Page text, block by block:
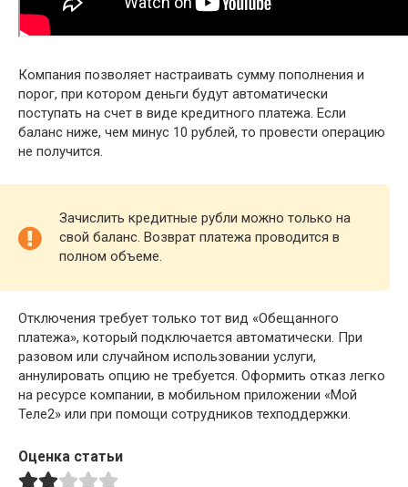
Компания позволяет настраивать сумму пополнения и
порог, при котором деньги будут автоматически
поступать на счет в виде кредитного платежа. Если
баланс ниже, чем минус 10 рублей, то провести операцию
не получится.
Зачислить кредитные рубли можно только на
свой баланс. Возврат платежа проводится в
полном объеме.
Отключения требует только тот вид «Обещанного
платежа», который подключается автоматически. При
разовом или случайном использовании услуги,
аннулировать опцию не требуется. Оформить отказ легко
на ресурсе компании, в мобильном приложении «Мой
Теле2» или при помощи сотрудников техподдержки.
Оценка статьи